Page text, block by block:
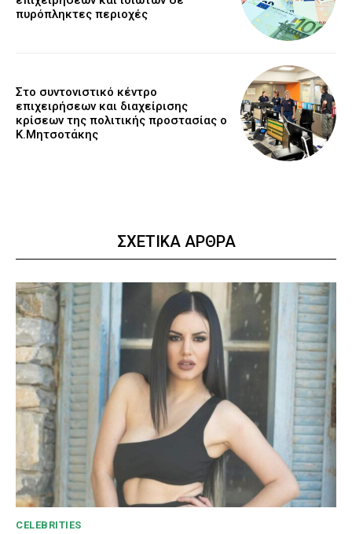
πυρόπληκτες περιοχές
Στο συντονιστικό κέντρο
επιχειρήσεων και διαχείρισης
κρίσεων της πολιτικής προστασίας ο
Κ.Μητσοτάκης
ΣΧΕΤΙΚΑ ΑΡΘΡΑ
CELEBRITIES